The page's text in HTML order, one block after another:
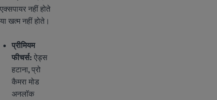
एक्सपायर नहीं होते
या खत्म नहीं होते।
प्रीमियम
फीचर्स: ऐड्स
हटाना, प्रो
कैमरा मोड
अनलॉक